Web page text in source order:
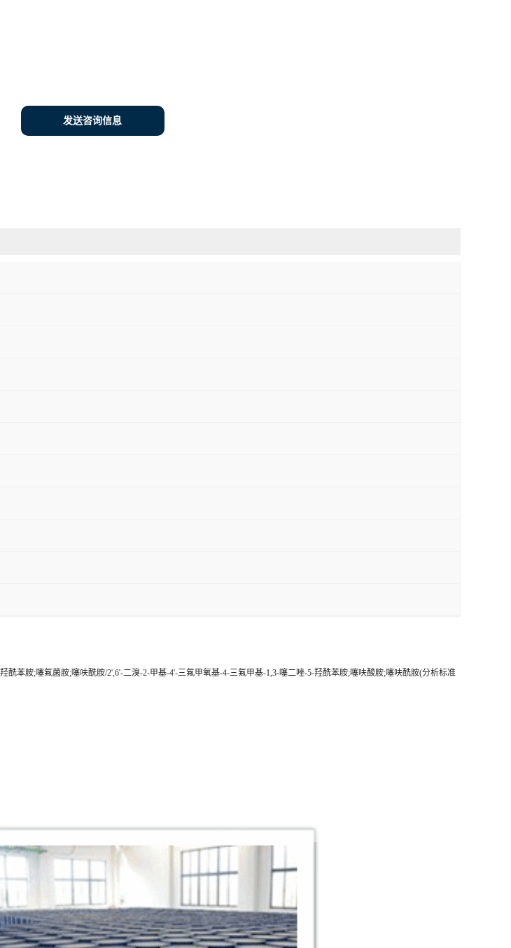
发送咨询信息
苯胺;噻氟菌胺;噻呋酰胺/2',6'-二溴-2-甲基-4'-三氟甲氧基-4-三氟甲基-1,3-噻二唑-5-羟酰苯胺;噻呋酸胺;噻呋酰胺(分析标准